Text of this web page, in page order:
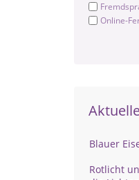
Online-
Blauer
Rotlicht